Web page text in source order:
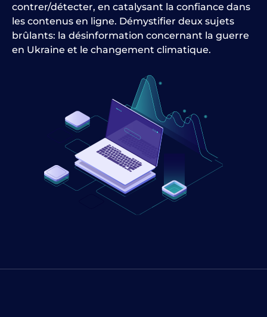
contrer/détecter, en catalysant la confiance dans
les contenus en ligne. Démystifier deux sujets
brûlants: la désinformation concernant la guerre
en Ukraine et le changement climatique.